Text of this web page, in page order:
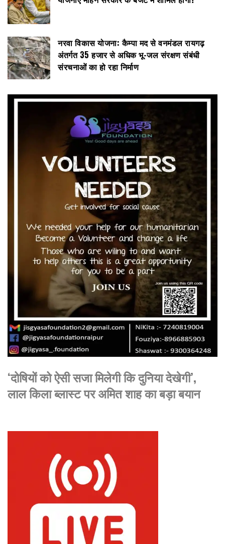
नरवा विकास योजना: कैम्पा मद से वनमंडल रायगढ़
अंतर्गत 35 हजार से अधिक भू-जल संरक्षण संबंधी
संरचनाओं का हो रहा निर्माण
‘दोषियों को ऐसी सजा मिलेगी कि दुनिया देखेगी’,
लाल किला ब्लास्ट पर अमित शाह का बड़ा बयान